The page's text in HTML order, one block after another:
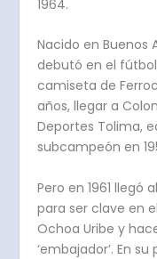
1964.
Nacido en Buenos
debutó en el
camiseta de
años, llegar a
Deportes Tolima,
subcampeón en
Pero en 1961 llegó
para ser clave en
Ochoa Uribe y
‘embajador’. En